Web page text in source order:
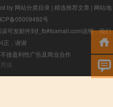
by 网站分类目录 | 精选推荐文章 | 网站地
备05009492号
可发邮件到f_fb#foxmail.com说明，我们
正，谢谢
接盈利性广告及商业合作
孩